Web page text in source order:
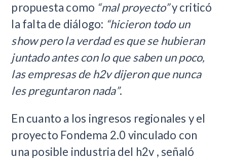
propuesta como “mal proyecto”y criticó
la falta de diálogo: “hicieron todo un
show pero la verdad es que se hubieran
juntado antes con lo que saben un poco,
las empresas de h2v dijeron que nunca
les preguntaron nada”.
En cuanto a los ingresos regionales y el
proyecto Fondema 2.0 vinculado con
una posible industria del h2v , señaló